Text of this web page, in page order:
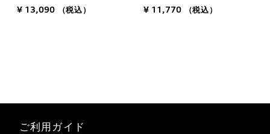
¥ 13,090 （税込） ¥ 11,770 （税込）
ご利用ガイド